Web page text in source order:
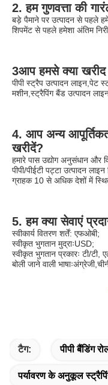
2. हम गुणवत्ता की
बड़े पैमाने पर उत्पादन से पहले
शिपमेंट से पहले हमेशा अंतिम
3आप हमसे क्या
पीपी स्ट्रैप उत्पादन लाइन,पेट
मशीन,स्ट्रैपिंग बैंड उत्पादन
4. आप अन्य
खरीदें?
हमारे पास उद्योग अनुसंधान और
पीपी/पीईटी पट्टा उत्पादन
ग्राहक 10 से अधिक देशों में
5. हम क्या सेवाएं
स्वीकार्य वितरण शर्तें: एफओबी;
स्वीकृत भुगतान मुद्राःUSD;
स्वीकृत भुगतान प्रकारः टी/टी,
बोली जाने वाली
टैग: पीपी बैंडिंग
पर्यावरण के अनुकूल